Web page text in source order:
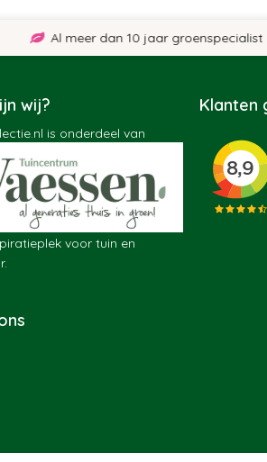
Al meer dan 10 jaar groenspecialist
wij?
is onderdeel van
voor tuin en
Klanten